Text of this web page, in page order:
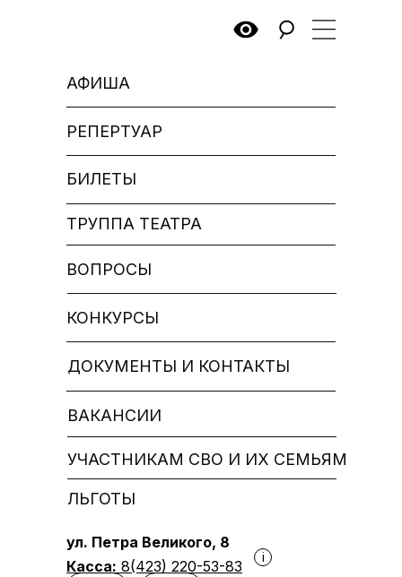
БИЛЕТЫ
РЕПЕРТУАР
АФИША
УЧАСТНИКАМ СВО И ИХ СЕМЬЯМ
ДОКУМЕНТЫ И КОНТАКТЫ
ул. Петра Великого, 8
Касса: 8(423) 220-53-83
ВАКАНСИИ
i
КОНКУРСЫ
ВОПРОСЫ
ТРУППА ТЕАТРА
ЛЬГОТЫ